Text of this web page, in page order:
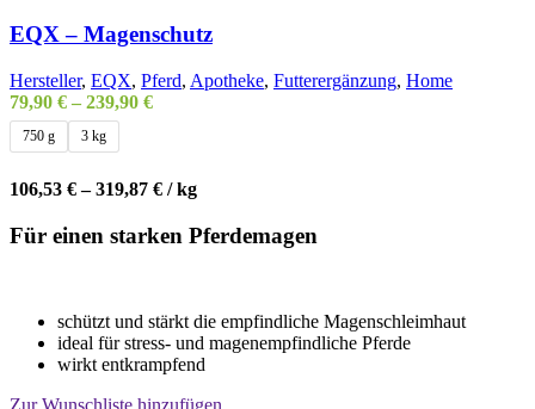
der
gewählt
werden
EQX – Magenschutz
Hersteller, EQX, Pferd, Apotheke, Futterergänzung, Home
79,90 € – 239,90 €
750 g 3 kg
106,53 €–319,87 € /kg
Für einen starken Pferdemagen
schützt und stärkt die empfindliche Magenschleimhaut
ideal für stress- und magenempfindliche Pferde
wirkt entkrampfend